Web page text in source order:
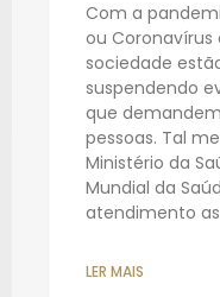
Com a
ou Coronavírus
sociedade
suspendendo
que
pessoas. Tal
Ministério da
Mundial da
atendimento
LER MAIS